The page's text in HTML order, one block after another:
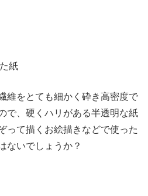
紙
維をとても細かく砕き高密度で
で、硬くハリがある半透明な紙
って描くお絵描きなどで使った
ないでしょうか？